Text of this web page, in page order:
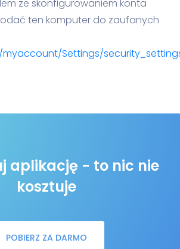
ze skonfigurowaniem konta
ten komputer do zaufanych
Settings/
aplikację - to nic nie
kosztuje
POBIERZ ZA DARMO